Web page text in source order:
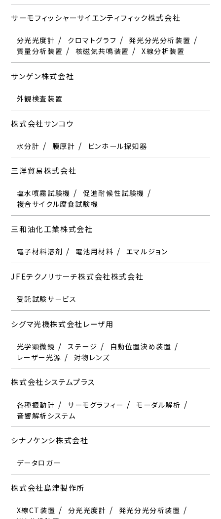
サーモフィッシャーサイエンティフィック株式会社
分光光度計 クロマトグラフ
発光分光分析装置
質量分析装置
核磁気共鳴装置 X線分析装置
サンゲン株式会社
外観検査装置
株式会社サンコウ
水分計 膜厚計 ピンホール探知器
三洋貿易株式会社
塩水噴霧試験機
促進耐候性試験機
複合サイクル腐食試験機
三和油化工業株式会社
電子材料溶剤 電池用材料 エマルジョン
JFEテクノリサーチ株式会社株式会社
受託試験サービス
シグマ光機株式会社レーザ用
光学顕微鏡 ステージ
自動位置決め装置
レーザー光源
対物レンズ
株式会社システムプラス
各種振動計 サーモグラフィー
モーダル解析
音響解析システム
シナノケンシ株式会社
データロガー
株式会社島津製作所
X線CT装置 分光光度計
発光分光分析装置